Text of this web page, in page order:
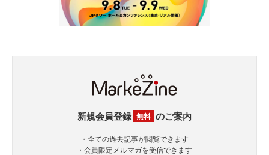
新規会員登録 無料 のご案内
・全ての過去記事が閲覧できます
・会員限定メルマガを受信できます